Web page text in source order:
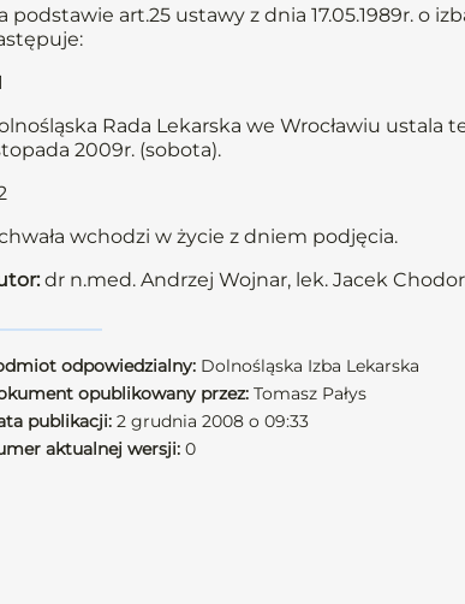
podstawie art.25 ustawy z dnia 17.05.1989r. o
Rada Lekarska we Wrocławiu ustala
2009r. (sobota).
wchodzi w życie z dniem podjęcia.
dr n.med. Andrzej Wojnar, lek. Jacek
odpowiedzialny: Dolnośląska Izba Lekarska
opublikowany przez: Tomasz Pałys
publikacji: 2 grudnia 2008 o 09:33
aktualnej wersji: 0